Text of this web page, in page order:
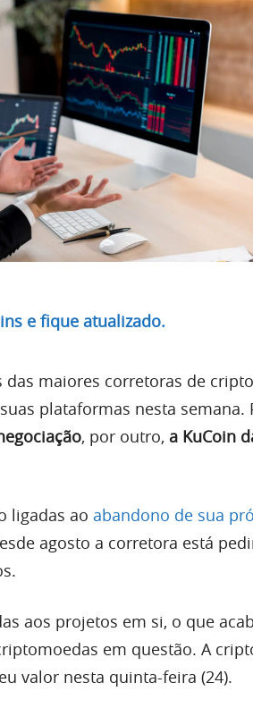
e fique atualizado.
das maiores corretoras de
plataformas nesta semana.
, por outro, a KuCoin
ligadas ao abandono de sua
agosto a corretora está
aos projetos em si, o que
em questão. A
valor nesta quinta-feira (24).